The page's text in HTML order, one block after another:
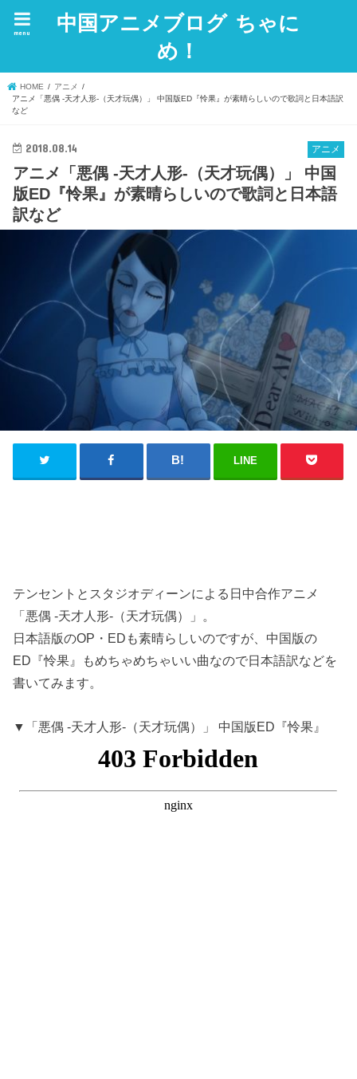
中国アニメブログ ちゃに
め！
menu
HOME
アニメ
アニメ「悪偶 -天才人形-（天才玩偶）」 中国版ED『怜果』が素晴らしいので歌詞と日本語訳
など
アニメ
2018.08.14
アニメ「悪偶 -天才人形-（天才玩偶）」 中国
版ED『怜果』が素晴らしいので歌詞と日本語
訳など
LINE
テンセントとスタジオディーンによる日中合作アニメ
「悪偶 -天才人形-（天才玩偶）」。
日本語版のOP・EDも素晴らしいのですが、中国版の
ED『怜果』もめちゃめちゃいい曲なので日本語訳などを
書いてみます。
▼「悪偶 -天才人形-（天才玩偶）」 中国版ED『怜果』